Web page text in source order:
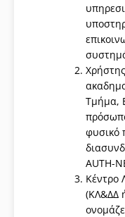
Τμήμα,
φυσικό
AUTH-
Κέντρο
(ΚΛ&ΔΔ